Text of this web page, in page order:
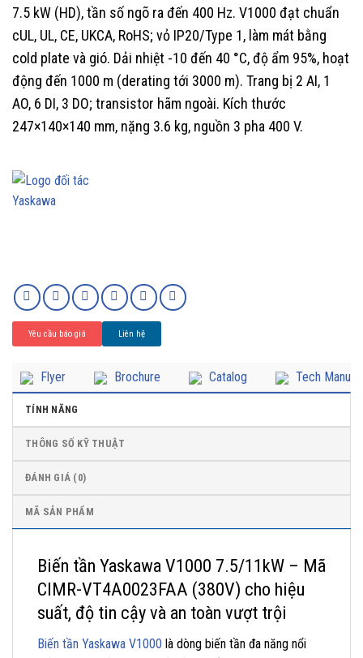
7.5 kW (HD), tần số ngõ ra đến 400 Hz. V1000 đạt chuẩn
cUL, UL, CE, UKCA, RoHS; vỏ IP20/Type 1, làm mát bằng
cold plate và gió. Dải nhiệt -10 đến 40 °C, độ ẩm 95%, hoạt
động đến 1000 m (derating tới 3000 m). Trang bị 2 AI, 1
AO, 6 DI, 3 DO; transistor hãm ngoài. Kích thước
247×140×140 mm, nặng 3.6 kg, nguồn 3 pha 400 V.
Yêu cầu báo giá Liên hệ
Flyer Brochure Catalog Tech Manual
TÍNH NĂNG
THÔNG SỐ KỸ THUẬT
ĐÁNH GIÁ (0)
MÃ SẢN PHẨM
Biến tần Yaskawa V1000 7.5/11kW – Mã
CIMR-VT4A0023FAA (380V) cho hiệu
suất, độ tin cậy và an toàn vượt trội
Biến tần Yaskawa V1000 là dòng biến tần đa năng nổi